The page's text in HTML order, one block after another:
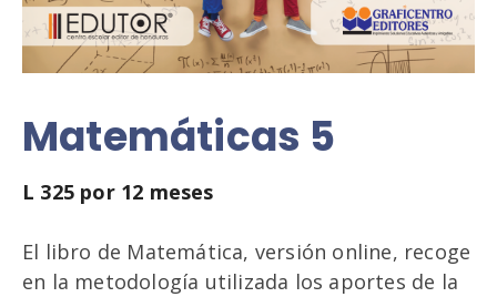
Matemáticas 5
L 325 por 12 meses
El libro de Matemática, versión online, recoge
en la metodología utilizada los aportes de la